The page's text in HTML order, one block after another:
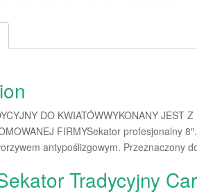
DO KWIATÓWWYKONANY JEST
FIRMYSekator profesjonalny
antypoślizgowym. Przeznaczony
Tradycyjny